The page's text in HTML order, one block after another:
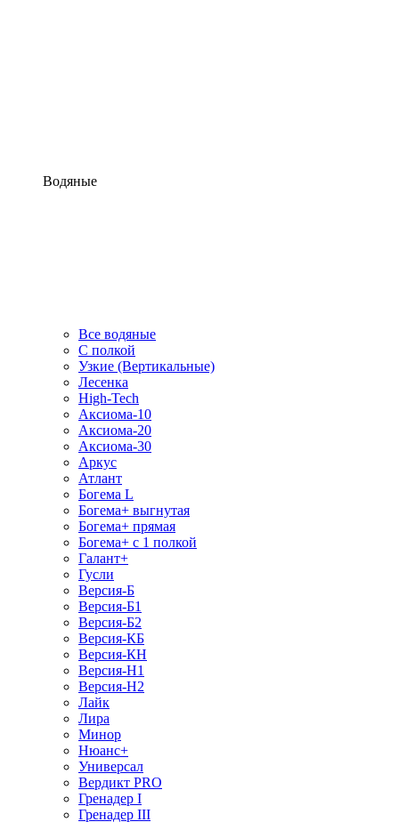
Водяные
Все водяные
С полкой
Узкие (Вертикальные)
Лесенка
High-Tech
Аксиома-10
Аксиома-20
Аксиома-30
Аркус
Атлант
Богема L
Богема+ выгнутая
Богема+ прямая
Богема+ с 1 полкой
Галант+
Гусли
Версия-Б
Версия-Б1
Версия-Б2
Версия-КБ
Версия-КН
Версия-Н1
Версия-Н2
Лайк
Лира
Минор
Нюанс+
Универсал
Вердикт PRO
Гренадер I
Гренадер III